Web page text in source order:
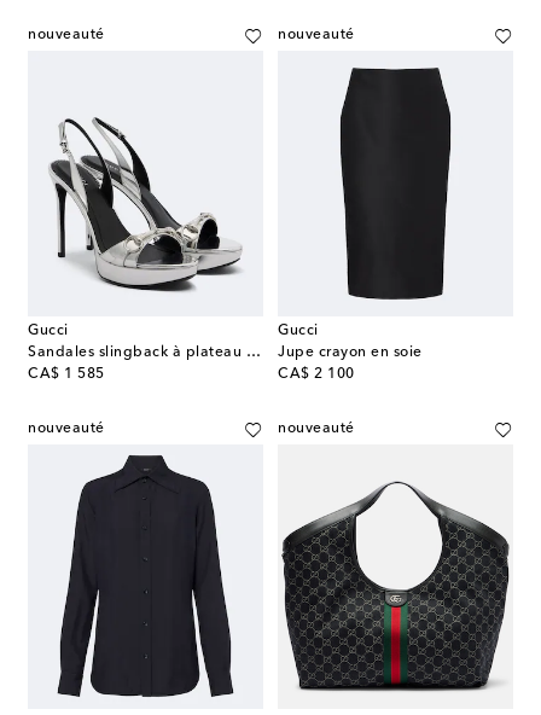
nouveauté
Gucci
Sandales slingback à plateau Donna en cuir
CA$ 1 585
original price
nouveauté
Gucci
Jupe crayon en soie
CA$ 2 100
original price
nouveauté nouveauté